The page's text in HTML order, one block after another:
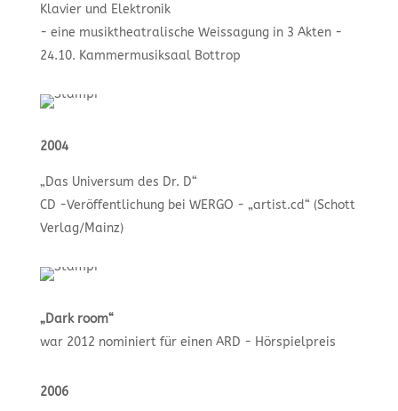
Klavier und Elektronik
- eine musiktheatralische Weissagung in 3 Akten -
24.10. Kammermusiksaal Bottrop
2004
„Das Universum des Dr. D“
CD -Veröffentlichung bei WERGO - „artist.cd“ (Schott
Verlag/Mainz)
„Dark room“
war 2012 nominiert für einen ARD - Hörspielpreis
2006